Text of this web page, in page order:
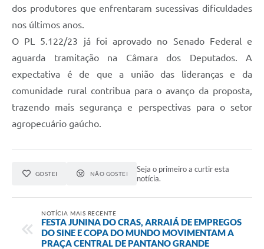
dos produtores que enfrentaram sucessivas dificuldades
nos últimos anos.
O PL 5.122/23 já foi aprovado no Senado Federal e
aguarda tramitação na Câmara dos Deputados. A
expectativa é de que a união das lideranças e da
comunidade rural contribua para o avanço da proposta,
trazendo mais segurança e perspectivas para o setor
agropecuário gaúcho.
GOSTEI NÃO GOSTEI
Seja o primeiro a curtir esta
notícia.
NOTÍCIA MAIS RECENTE
FESTA JUNINA DO CRAS, ARRAIÁ DE EMPREGOS
DO SINE E COPA DO MUNDO MOVIMENTAM A
PRAÇA CENTRAL DE PANTANO GRANDE